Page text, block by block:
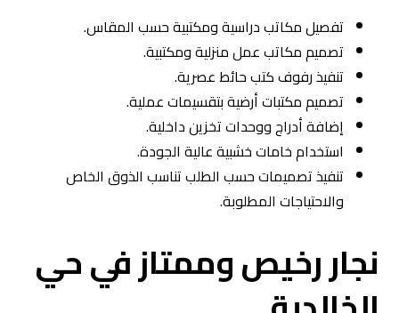
تفصيل مكاتب دراسية ومكتبية حسب المقاس.
تصميم مكاتب عمل منزلية ومكتبية.
تنفيذ رفوف كتب حائط عصرية.
تصميم مكتبات أرضية بتقسيمات عملية.
إضافة أدراج ووحدات تخزين داخلية.
استخدام خامات خشبية عالية الجودة.
تنفيذ تصميمات حسب الطلب تناسب الذوق الخاص
والاحتياجات المطلوبة.
نجار رخيص وممتاز في حي